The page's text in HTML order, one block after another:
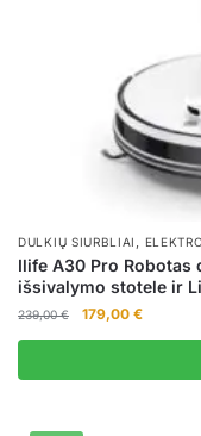
DULKIŲ SIURBLIAI ,
Ilife A30 Pro
išsivalymo stotele ir
239,00€
Original
price
239,00 €.
179,00 €Current
price
179,00